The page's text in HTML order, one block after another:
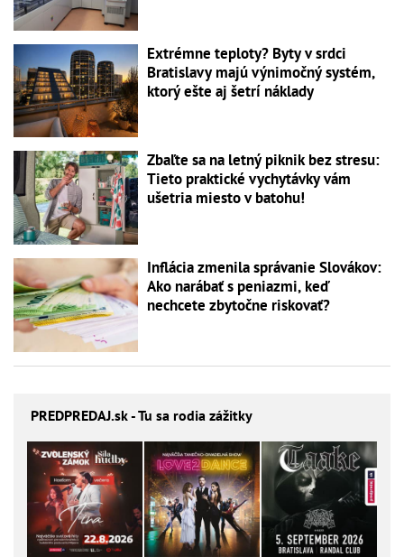
Extrémne teploty? Byty v srdci
Bratislavy majú výnimočný systém,
ktorý ešte aj šetrí náklady
Zbaľte sa na letný piknik bez stresu:
Tieto praktické vychytávky vám
ušetria miesto v batohu!
Inflácia zmenila správanie Slovákov:
Ako narábať s peniazmi, keď
nechcete zbytočne riskovať?
PREDPREDAJ.sk - Tu sa rodia zážitky